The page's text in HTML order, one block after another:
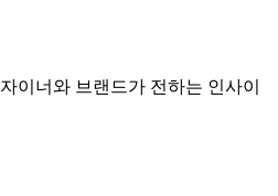
이너와 브랜드가 전하는 인사이